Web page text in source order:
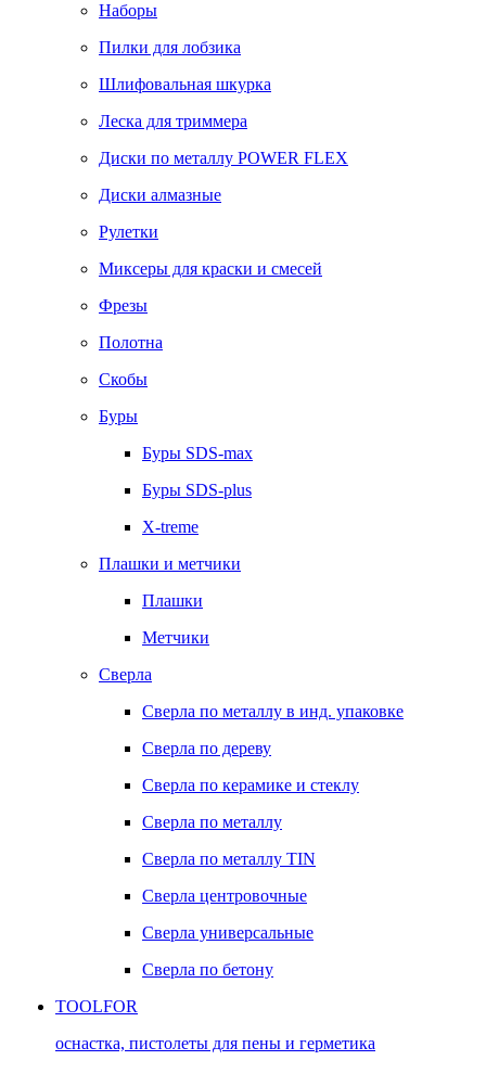
Наборы
Пилки для лобзика
Шлифовальная шкурка
Леска для триммера
Диски по металлу POWER FLEX
Диски алмазные
Рулетки
Миксеры для краски и смесей
Фрезы
Полотна
Скобы
Буры
Буры SDS-max
Буры SDS-plus
X-treme
Плашки и метчики
Плашки
Метчики
Сверла
Сверла по металлу в инд. упаковке
Сверла по дереву
Сверла по керамике и стеклу
Сверла по металлу
Сверла по металлу TIN
Сверла центровочные
Сверла универсальные
Сверла по бетону
TOOLFOR
оснастка, пистолеты для пены и герметика